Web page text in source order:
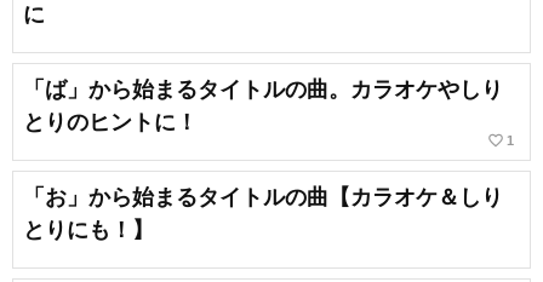
に
「ば」から始まるタイトルの曲。カラオケやしり
とりのヒントに！
favorite_border 1
「お」から始まるタイトルの曲【カラオケ＆しり
とりにも！】